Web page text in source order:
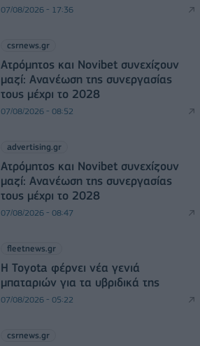
07/08/2026 - 17:36
csrnews.gr
Ατρόμητος και Novibet συνεχίζουν
μαζί: Ανανέωση της συνεργασίας
τους μέχρι το 2028
07/08/2026 - 08:52
advertising.gr
Ατρόμητος και Novibet συνεχίζουν
μαζί: Ανανέωση της συνεργασίας
τους μέχρι το 2028
07/08/2026 - 08:47
fleetnews.gr
Η Toyota φέρνει νέα γενιά
μπαταριών για τα υβριδικά της
07/08/2026 - 05:22
csrnews.gr